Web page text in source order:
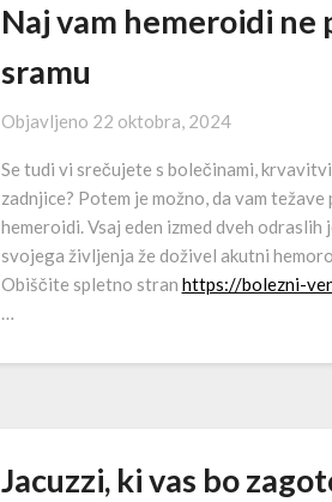
Naj vam hemeroidi ne
sramu
Objavljeno 22 oktobra, 2024
Se tudi vi srečujete s bolečinami,
zadnjice? Potem je možno, da vam
hemeroidi. Vsaj eden izmed dveh odraslih
svojega življenja že doživel akutni
Obiščite spletno stran https://bolezni-
…
Jacuzzi, ki vas bo